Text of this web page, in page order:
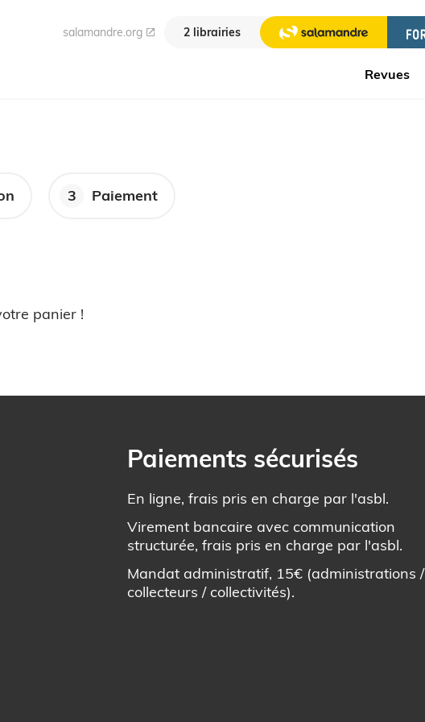
salamandre.org 2 librairies
Revues
3 Paiement
panier !
Paiements sécurisés
En ligne, frais pris en charge par l'asbl.
Virement bancaire avec communication
structurée, frais pris en charge par l'asbl.
Mandat administratif, 15€ (administrations /
collecteurs / collectivités).